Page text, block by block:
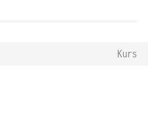
Kurs